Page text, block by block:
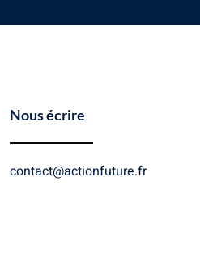
Nous écrire
contact@actionfuture.fr